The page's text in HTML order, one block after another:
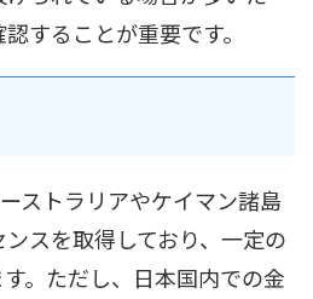
することが重要です。
ストラリアやケイマン諸島
スを取得しており、一定の
。ただし、日本国内での金